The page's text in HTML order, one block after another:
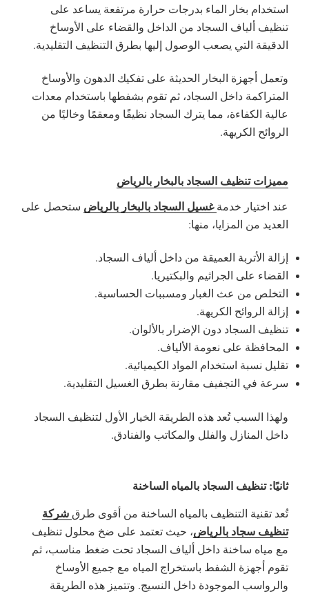
استخدام بخار الماء بدرجات حرارة مرتفعة يساعد على
تنظيف ألياف السجاد من الداخل والقضاء على الأوساخ
الدقيقة التي يصعب الوصول إليها بطرق التنظيف التقليدية.
وتعمل أجهزة البخار الحديثة على تفكيك الدهون والأوساخ
المتراكمة داخل السجاد، ثم تقوم بشفطها باستخدام معدات
عالية الكفاءة، مما يترك السجاد نظيفًا ومعقمًا وخاليًا من
الروائح الكريهة.
مميزات تنظيف السجاد بالبخار بالرياض
عند اختيار خدمة غسيل السجاد بالبخار بالرياض ستحصل على
العديد من المزايا، منها:
إزالة الأتربة العميقة من داخل ألياف السجاد.
القضاء على الجراثيم والبكتيريا.
التخلص من عث الغبار ومسببات الحساسية.
إزالة الروائح الكريهة.
تنظيف السجاد دون الإضرار بالألوان.
المحافظة على نعومة الألياف.
تقليل نسبة استخدام المواد الكيميائية.
سرعة في التجفيف مقارنة بطرق الغسيل التقليدية.
ولهذا السبب تُعد هذه الطريقة الخيار الأول لتنظيف السجاد
داخل المنازل والفلل والمكاتب والفنادق.
ثانيًا: تنظيف السجاد بالمياه الساخنة
تُعد تقنية التنظيف بالمياه الساخنة من أقوى طرق شركة
تنظيف سجاد بالرياض، حيث تعتمد على ضخ محلول تنظيف
مع مياه ساخنة داخل ألياف السجاد تحت ضغط مناسب، ثم
تقوم أجهزة الشفط باستخراج المياه مع جميع الأوساخ
والرواسب الموجودة داخل النسيج. وتتميز هذه الطريقة